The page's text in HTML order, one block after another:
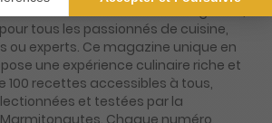
savoureux de Marmiton Magazine,
tous les passionnés de cuisine,
ou experts. Ce magazine unique en
une expérience culinaire riche et
100 recettes accessibles à tous,
et testées par la
Chaque numéro,